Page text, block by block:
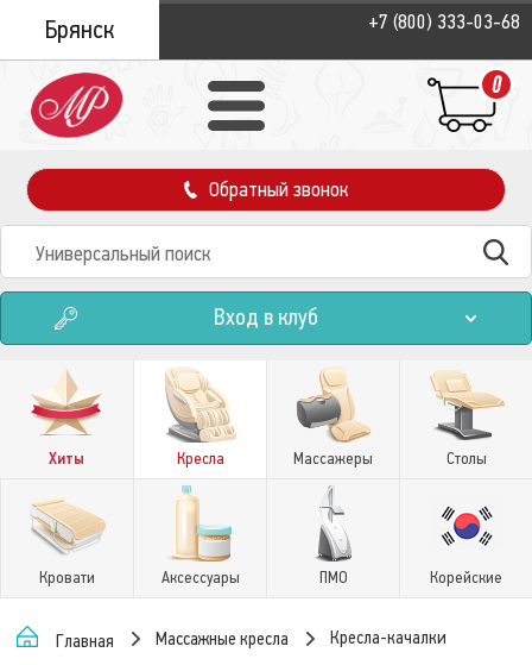
Брянск +7 (800) 333-03-68
0
Обратный звонок
Вход в клуб
Хиты Кресла Массажеры Столы
Кровати Аксессуары ПМО Корейские
Главная Массажные кресла Кресла-качалки